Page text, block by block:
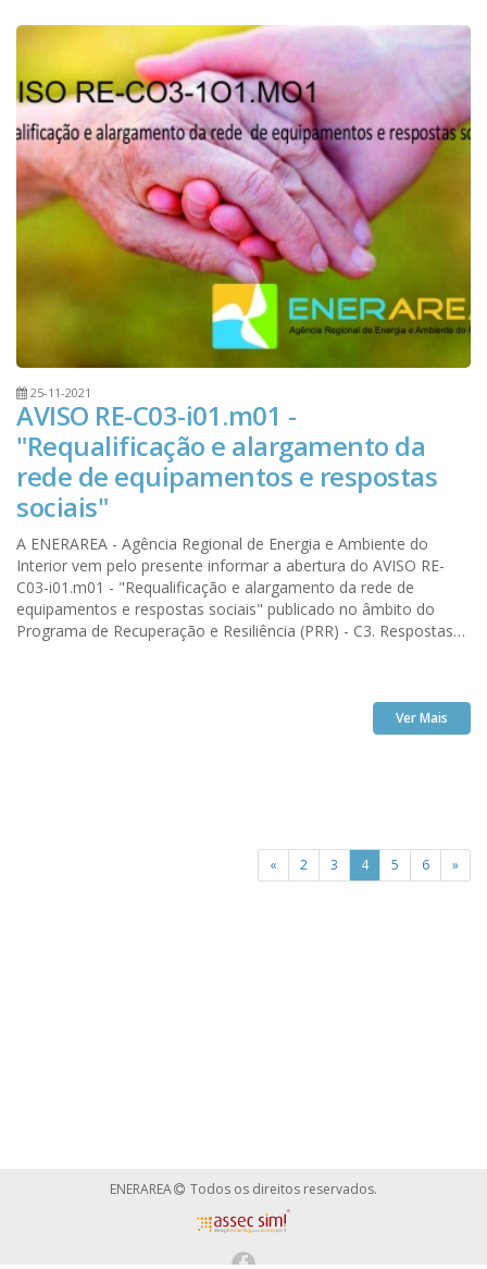
25-11-2021
AVISO RE-C03-i01.m01 -
"Requalificação e alargamento da
rede de equipamentos e respostas
sociais"
A ENERAREA - Agência Regional de Energia e Ambiente do
Interior vem pelo presente informar a abertura do AVISO RE-
C03-i01.m01 - "Requalificação e alargamento da rede de
equipamentos e respostas sociais" publicado no âmbito do
Programa de Recuperação e Resiliência (PRR) - C3. Respostas
Ver Mais
« 2 3 4 5 6 »
ENERAREA Todos os direitos reservados.